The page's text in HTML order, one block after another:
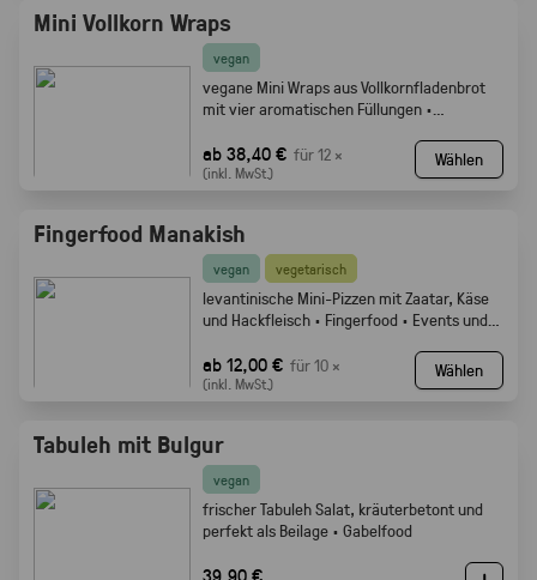
Mini Vollkorn Wraps
vegan
vegane Mini Wraps aus Vollkornfladenbrot
mit vier aromatischen Füllungen ·
ab 38,40 € für 12 ×
(inkl. MwSt.)
Wählen
Fingerfood Manakish
vegan vegetarisch
levantinische Mini-Pizzen mit Zaatar, Käse
und Hackfleisch · Fingerfood · Events und
ab 12,00 € für 10 ×
(inkl. MwSt.)
Wählen
Tabuleh mit Bulgur
vegan
frischer Tabuleh Salat, kräuterbetont und
perfekt als Beilage · Gabelfood
39,90 €